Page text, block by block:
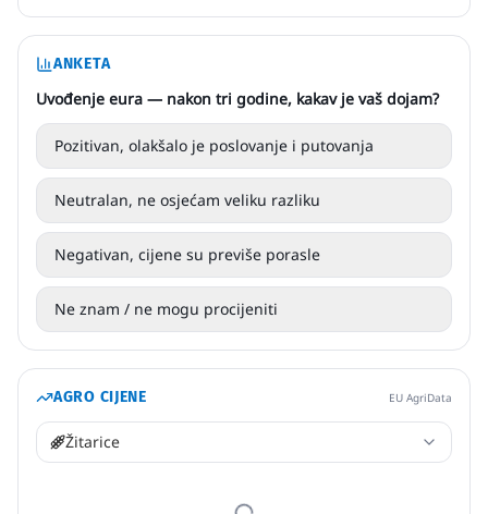
ANKETA
Uvođenje eura — nakon tri godine, kakav je vaš dojam?
Pozitivan, olakšalo je poslovanje i putovanja
Neutralan, ne osjećam veliku razliku
Negativan, cijene su previše porasle
Ne znam / ne mogu procijeniti
AGRO CIJENE EU AgriData
Žitarice